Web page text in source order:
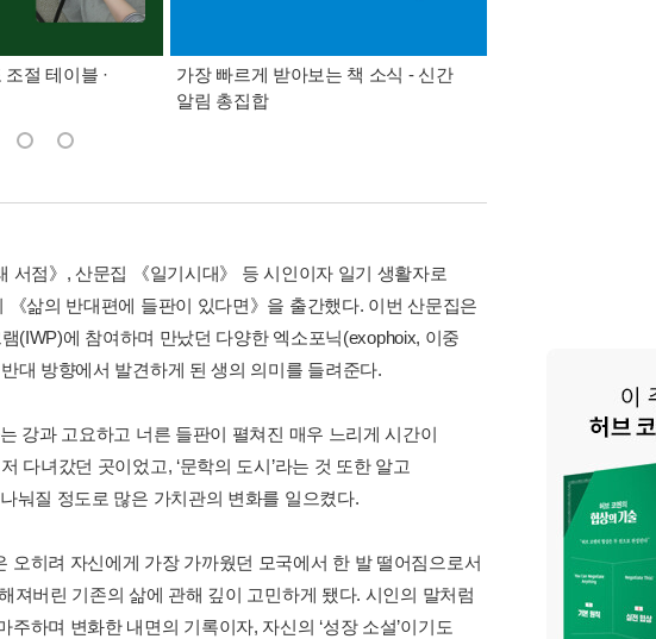
절 테이블 ·
가장 빠르게 받아보는 책 소식 - 신간
알림 총집합
점》, 산문집 《일기시대》 등 시인이자 일기 생활자로
삶의 반대편에 들판이 있다면》을 출간했다. 이번 산문집은
(IWP)에 참여하며 만났던 다양한 엑소포닉(exophoix, 이중
대 방향에서 발견하게 된 생의 의미를 들려준다.
강과 고요하고 너른 들판이 펼쳐진 매우 느리게 시간이
다녀갔던 곳이었고, ‘문학의 도시’라는 것 또한 알고
눠질 정도로 많은 가치관의 변화를 일으켰다.
히려 자신에게 가장 가까웠던 모국에서 한 발 떨어짐으로서
져버린 기존의 삶에 관해 깊이 고민하게 됐다. 시인의 말처럼
하며 변화한 내면의 기록이자, 자신의 ‘성장 소설’이기도